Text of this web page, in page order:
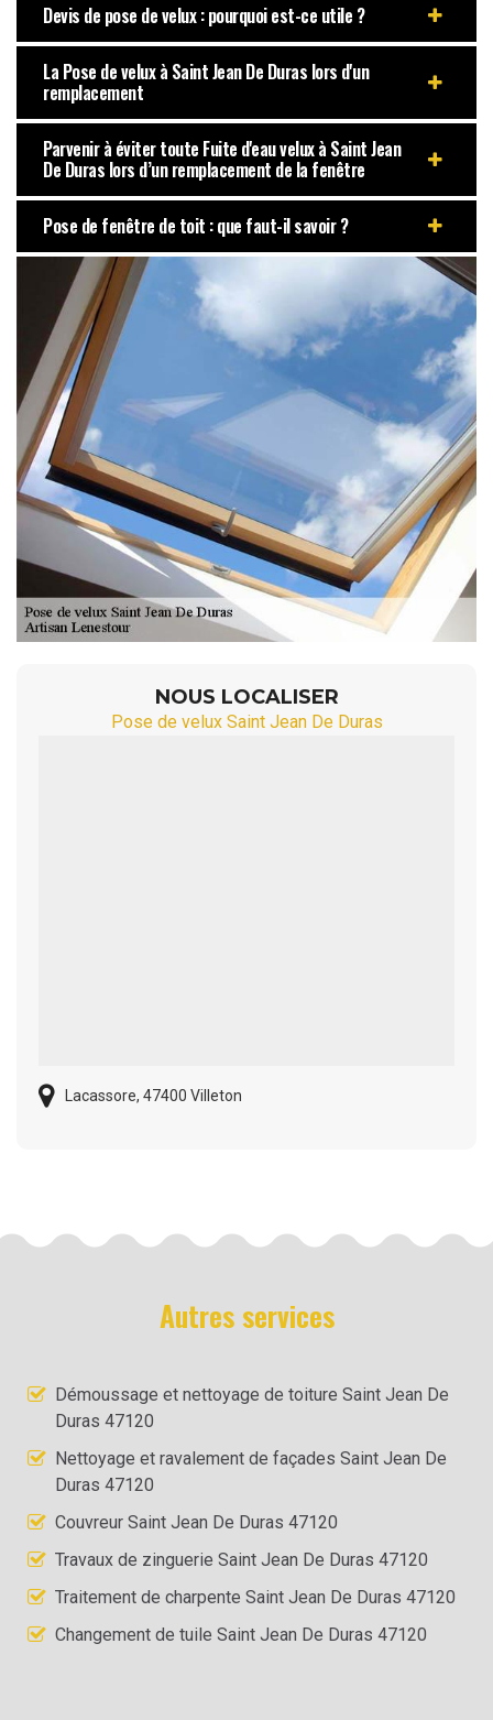
Devis de pose de velux : pourquoi est-ce utile ?
La Pose de velux à Saint Jean De Duras lors d'un
remplacement
Parvenir à éviter toute Fuite d'eau velux à Saint Jean
De Duras lors d’un remplacement de la fenêtre
Pose de fenêtre de toit : que faut-il savoir ?
NOUS LOCALISER
Pose de velux Saint Jean De Duras
Lacassore, 47400 Villeton
Autres services
Démoussage et nettoyage de toiture Saint Jean De
Duras 47120
Nettoyage et ravalement de façades Saint Jean De
Duras 47120
Couvreur Saint Jean De Duras 47120
Travaux de zinguerie Saint Jean De Duras 47120
Traitement de charpente Saint Jean De Duras 47120
Changement de tuile Saint Jean De Duras 47120